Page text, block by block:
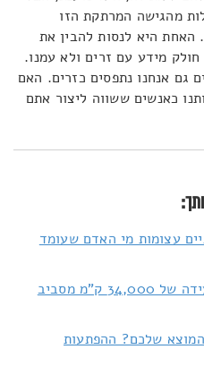
מהגישה המרתקת הזו
האחת היא לנסות להבין את
מידע עם זרים ולא עמנו.
גם אנחנו נתפסים כזרים. האם
כאנשים ששווה ליצור אתם
עצומות מי האדם שעומד
5 תובנות על החיים שנולדו בצעידה של 34,000 ק"מ מסביב
שלכם? ההפתעות